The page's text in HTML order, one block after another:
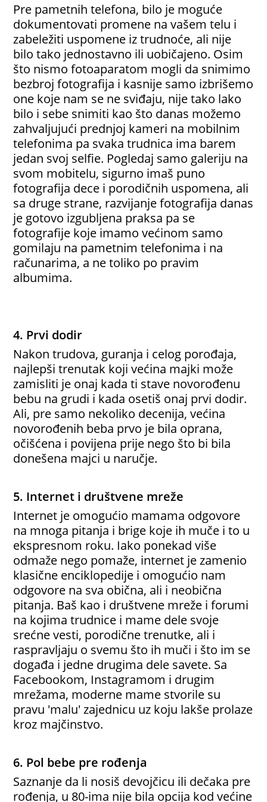
Pre pametnih telefona, bilo je moguće
dokumentovati promene na vašem telu i
zabeležiti uspomene iz trudnoće, ali nije
bilo tako jednostavno ili uobičajeno. Osim
što nismo fotoaparatom mogli da snimimo
bezbroj fotografija i kasnije samo izbrišemo
one koje nam se ne sviđaju, nije tako lako
bilo i sebe snimiti kao što danas možemo
zahvaljujući prednjoj kameri na mobilnim
telefonima pa svaka trudnica ima barem
jedan svoj selfie. Pogledaj samo galeriju na
svom mobitelu, sigurno imaš puno
fotografija dece i porodičnih uspomena, ali
sa druge strane, razvijanje fotografija danas
je gotovo izgubljena praksa pa se
fotografije koje imamo većinom samo
gomilaju na pametnim telefonima i na
računarima, a ne toliko po pravim
albumima.
4. Prvi dodir
Nakon trudova, guranja i celog porođaja,
najlepši trenutak koji većina majki može
zamisliti je onaj kada ti stave novorođenu
bebu na grudi i kada osetiš onaj prvi dodir.
Ali, pre samo nekoliko decenija, većina
novorođenih beba prvo je bila oprana,
očišćena i povijena prije nego što bi bila
donešena majci u naručje.
5. Internet i društvene mreže
Internet je omogućio mamama odgovore
na mnoga pitanja i brige koje ih muče i to u
ekspresnom roku. Iako ponekad više
odmaže nego pomaže, internet je zamenio
klasične enciklopedije i omogućio nam
odgovore na sva obična, ali i neobična
pitanja. Baš kao i društvene mreže i forumi
na kojima trudnice i mame dele svoje
srećne vesti, porodične trenutke, ali i
raspravljaju o svemu što ih muči i što im se
događa i jedne drugima dele savete. Sa
Facebookom, Instagramom i drugim
mrežama, moderne mame stvorile su
pravu 'malu' zajednicu uz koju lakše prolaze
kroz majčinstvo.
6. Pol bebe pre rođenja
Saznanje da li nosiš devojčicu ili dečaka pre
rođenja, u 80-ima nije bila opcija kod većine